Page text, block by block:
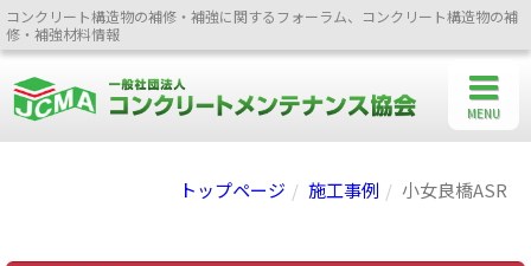
コンクリート構造物の補修・補強に関するフォーラム、コンクリート構造物の補
修・補強材料情報
トップページ 施工事例 小女良橋ASR
MENU